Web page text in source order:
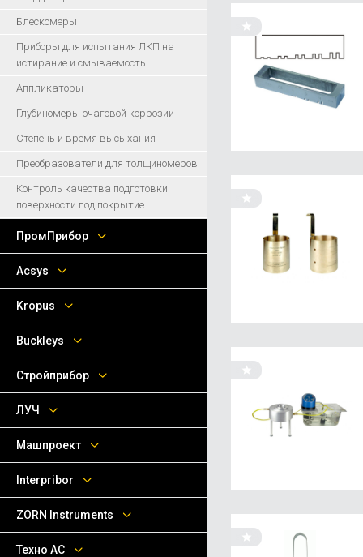
Блескомеры
Приборы для испытания ЛКП на
истирание и смываемость
Аппликаторы
Глубиномеры очаговой коррозии
Степень и время высыхания
Преобразователи для толщиномеров
Контроль качества подготовки
поверхности под покрытие
ПромПрибор
Acsys
Kropus
Buckleys
Стройприбор
ЛУЧ
Машпроект
Interpribor
ZORN Instruments
Техно АС